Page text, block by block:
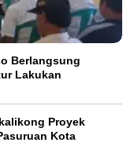
Berlangsung
Lakukan
Proyek
Kota